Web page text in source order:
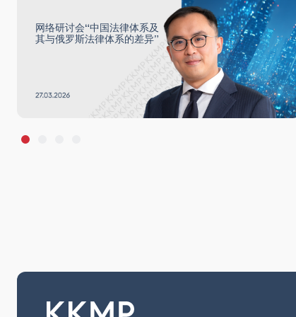
网络研讨会“中国法律体系及
其与俄罗斯法律体系的差异”